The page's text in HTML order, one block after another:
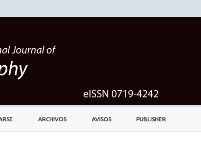
ARCHIVOS AVISOS PUBLISHER